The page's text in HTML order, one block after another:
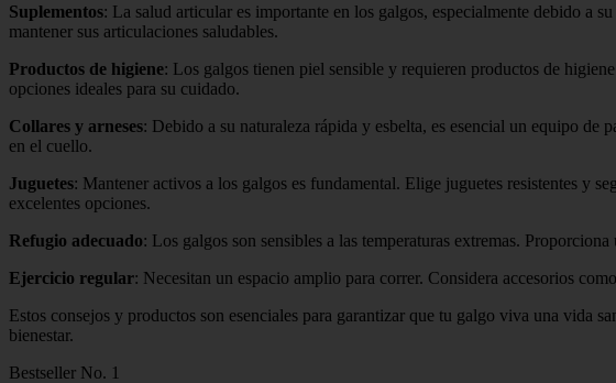
Suplementos: La salud articular es importante en los galgos, especialmente debido a
mantener sus articulaciones saludables.
Productos de higiene: Los galgos tienen piel sensible y requieren productos de
opciones ideales para su cuidado.
Collares y arneses: Debido a su naturaleza rápida y esbelta, es esencial un equipo de
en el cuello.
Juguetes: Mantener activos a los galgos es fundamental. Elige juguetes resistentes y
excelentes opciones.
Refugio adecuado: Los galgos son sensibles a las temperaturas extremas. Proporciona
Ejercicio regular: Necesitan un espacio amplio para correr. Considera accesorios como
Estos consejos y productos son esenciales para garantizar que tu galgo viva una vida
bienestar.
Bestseller No. 1